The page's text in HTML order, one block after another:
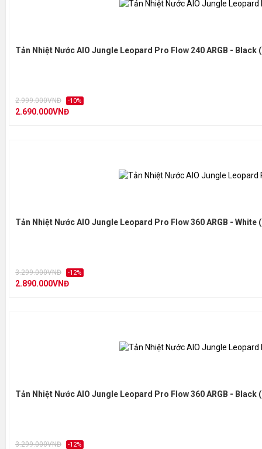
Tản Nhiệt Nước AIO Jungle Leopard Pro Flow 240 ARGB - Black
2.999.000VNĐ -10%
2.690.000VNĐ
Tản Nhiệt Nước AIO Jungle Leopard Pro Flow 360 ARGB - White
3.299.000VNĐ -12%
2.890.000VNĐ
Tản Nhiệt Nước AIO Jungle Leopard Pro Flow 360 ARGB - Black
3.299.000VNĐ -12%